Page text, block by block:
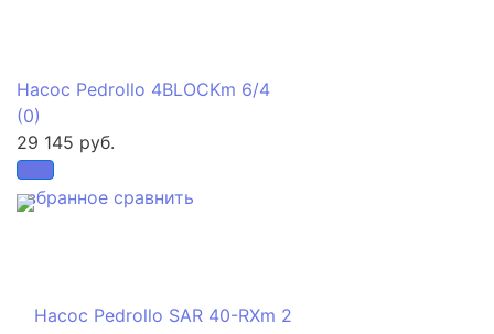
избранное сравнить
Насос Pedrollo 4BLOCKm 6/4
(0)
29 145 руб.